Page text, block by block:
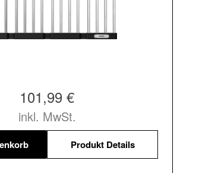
101,99 €
inkl. MwSt.
Produkt Details